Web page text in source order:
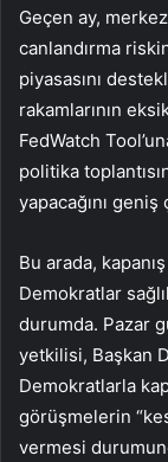
Geçen ay,
canlandırma
piyasasını
rakamlarının
FedWatch
politika
yapacağını
Bu arada,
Demokratlar
durumda. Pazar
yetkilisi, Başkan
Demokratlarla
görüşmelerin
vermesi